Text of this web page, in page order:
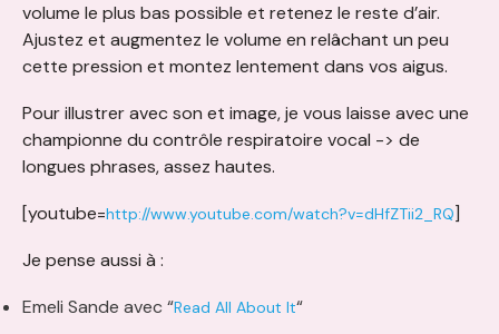
volume le plus bas possible et retenez le reste d’air.
Ajustez et augmentez le volume en relâchant un peu
cette pression et montez lentement dans vos aigus.
Pour illustrer avec son et image, je vous laisse avec une
championne du contrôle respiratoire vocal -> de
longues phrases, assez hautes.
[youtube=http://www.youtube.com/watch?v=dHfZTii2_RQ]
Je pense aussi à :
Emeli Sande avec “Read All About It“